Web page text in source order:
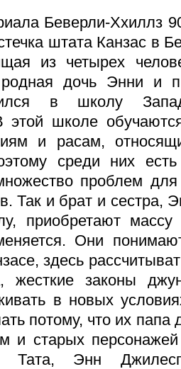
Беверли-Ххиллз
штата Канзас в
из четырех
дочь Энни и
в школу
этой школе
и расам,
среди них
проблем
Так и брат и сестра,
приобретают
Они
здесь
жесткие законы
в новых
потому, что их
и старых
Тата, Энн